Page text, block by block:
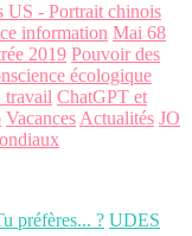
US - Portrait chinois
information Mai 68
2019 Pouvoir des
écologique
travail ChatGPT et
Vacances Actualités JO
préfères... ? UDES